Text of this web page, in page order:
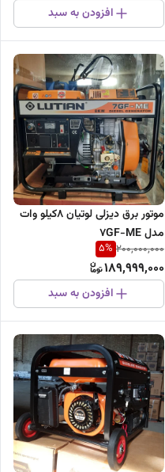
افزودن به سبد
موتور برق دیزلی لوتیان 8کیلو وات
مدل 7GF-ME
200,000,000
5%
189,999,000
افزودن به سبد